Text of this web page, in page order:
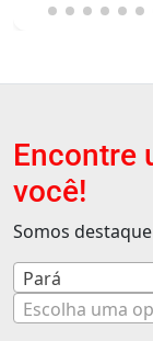
Encontre
você!
Somos
Pará
Escolha uma